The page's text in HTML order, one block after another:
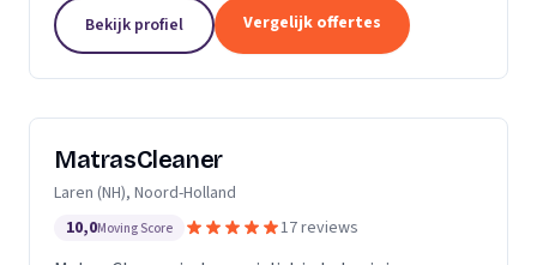
specialistische schoonmaak groeide Mannen van
Schoon al snel uit...
Bekijk profiel Vergelijk offertes
MatrasCleaner
Laren (NH), Noord-Holland
10,0Moving Score 17 reviews